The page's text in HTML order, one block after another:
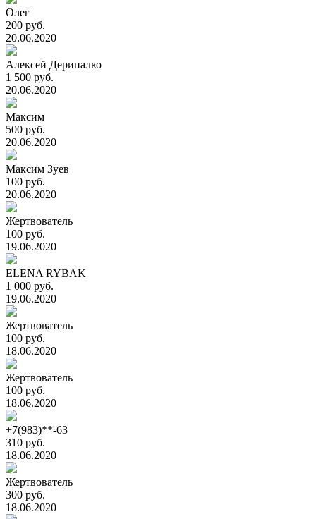
Олег
200 руб.
20.06.2020
Алексей Дерипалко
1 500 руб.
20.06.2020
Максим
500 руб.
20.06.2020
Максим Зуев
100 руб.
20.06.2020
Жертвователь
100 руб.
19.06.2020
ELENA RYBAK
1 000 руб.
19.06.2020
Жертвователь
100 руб.
18.06.2020
Жертвователь
100 руб.
18.06.2020
+7(983)**-63
310 руб.
18.06.2020
Жертвователь
300 руб.
18.06.2020